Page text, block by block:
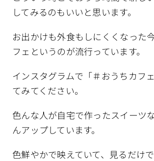
Blog
してみるのもいいと思います。
お出かけも外食もしにくくなった
フェというのが流行っています。
インスタグラムで「＃おうちカフ
てみてください。
色んな人が自宅で作ったスイーツ
んアップしています。
色鮮やかで映えていて、見るだけ